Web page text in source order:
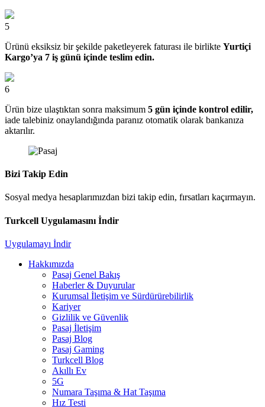
5
Ürünü eksiksiz bir şekilde paketleyerek faturası ile birlikte Yurtiçi
Kargo’ya 7 iş günü içinde teslim edin.
6
Ürün bize ulaştıktan sonra maksimum 5 gün içinde kontrol edilir,
iade talebiniz onaylandığında paranız otomatik olarak bankanıza
aktarılır.
Bizi Takip Edin
Sosyal medya hesaplarımızdan bizi takip edin, fırsatları kaçırmayın.
Turkcell Uygulamasını İndir
Uygulamayı İndir
Hakkımızda
Pasaj Genel Bakış
Haberler & Duyurular
Kurumsal İletişim ve Sürdürürebilirlik
Kariyer
Gizlilik ve Güvenlik
Pasaj İletişim
Pasaj Blog
Pasaj Gaming
Turkcell Blog
Akıllı Ev
5G
Numara Taşıma & Hat Taşıma
Hız Testi